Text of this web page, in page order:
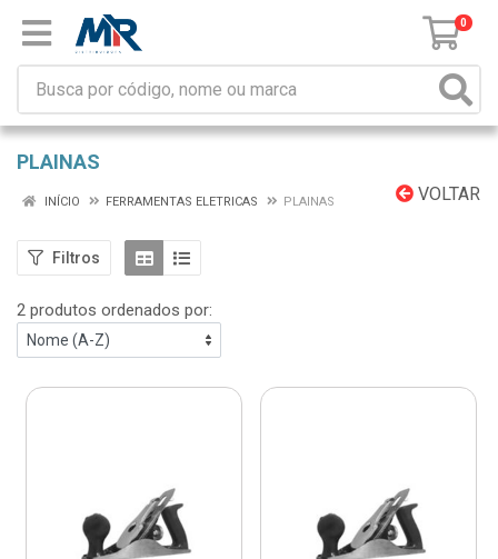
0
PLAINAS
VOLTAR
INÍCIO FERRAMENTAS ELETRICAS PLAINAS
Filtros
2 produtos ordenados por: